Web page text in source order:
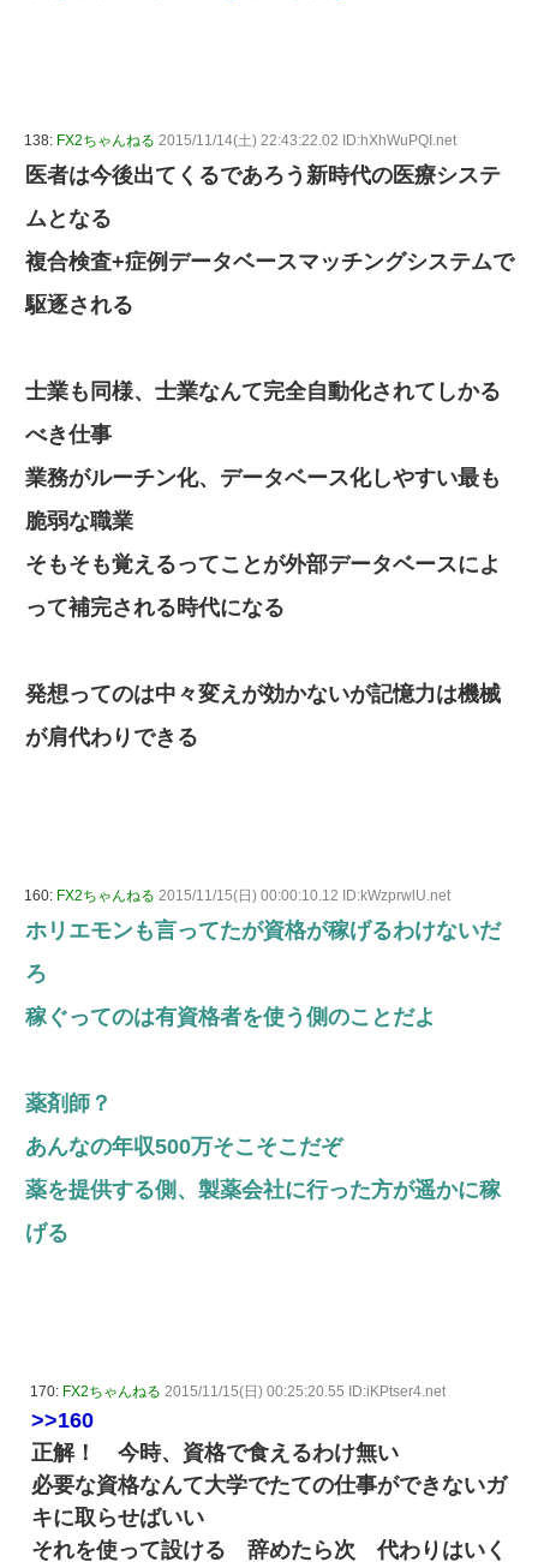
138: FX2ちゃんねる 2015/11/14(土) 22:43:22.02 ID:hXhWuPQI.net
医者は今後出てくるであろう新時代の医療システ
ムとなる
複合検査+症例データベースマッチングシステムで
駆逐される
士業も同様、士業なんて完全自動化されてしかる
べき仕事
業務がルーチン化、データベース化しやすい最も
脆弱な職業
そもそも覚えるってことが外部データベースによ
って補完される時代になる
発想ってのは中々変えが効かないが記憶力は機械
が肩代わりできる
160: FX2ちゃんねる 2015/11/15(日) 00:00:10.12 ID:kWzprwlU.net
ホリエモンも言ってたが資格が稼げるわけないだ
ろ
稼ぐってのは有資格者を使う側のことだよ
薬剤師？
あんなの年収500万そこそこだぞ
薬を提供する側、製薬会社に行った方が遥かに稼
げる
170: FX2ちゃんねる 2015/11/15(日) 00:25:20.55 ID:iKPtser4.net
>>160
正解！ 今時、資格で食えるわけ無い
必要な資格なんて大学でたての仕事ができないガ
キに取らせばいい
それを使って設ける 辞めたら次 代わりはいく